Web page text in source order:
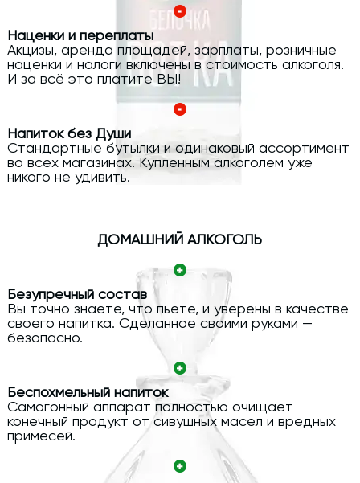
Наценки и переплаты
Акцизы, аренда площадей, зарплаты, розничные
наценки и налоги включены в стоимость алкоголя.
И за всё это платите ВЫ!
Напиток без Души
Стандартные бутылки и одинаковый ассортимент
во всех магазинах. Купленным алкоголем уже
никого не удивить.
ДОМАШНИЙ АЛКОГОЛЬ
Безупречный состав
Вы точно знаете, что пьете, и уверены в качестве
своего напитка. Сделанное своими руками —
безопасно.
Беспохмельный напиток
Самогонный аппарат полностью очищает
конечный продукт от сивушных масел и вредных
примесей.